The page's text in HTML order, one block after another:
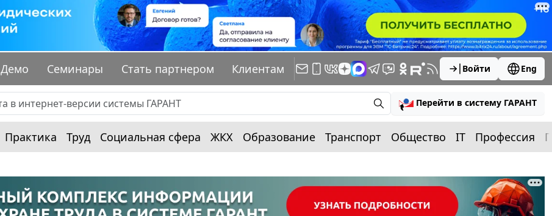
Демо Семинары Стать партнером Клиентам Войти Eng
Перейти в систему ГАРАНТ
Практика Труд Социальная сфера ЖКХ Образование Транспорт Общество IT Профессия